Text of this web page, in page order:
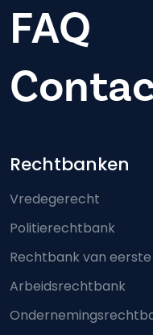
FAQ
Footer-
Rechtbanken
Vredegerecht
Politierechtbank
Rechtbank van
Arbeidsrechtbank